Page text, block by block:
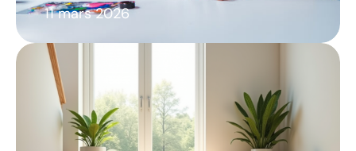
11 mars 2026